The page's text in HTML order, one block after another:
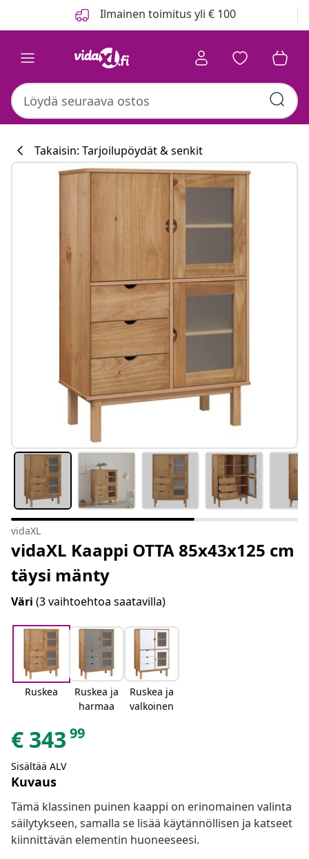
Ilmainen toimitus yli € 100
#sharemevidaxl
Takaisin: Tarjoilupöydät & senkit
vidaXL
vidaXL Kaappi OTTA 85x43x125 cm
täysi mänty
Väri (3 vaihtoehtoa saatavilla)
Ruskea
Ruskea ja
harmaa
Ruskea ja
valkoinen
€ 343 99
Sisältää ALV
Kuvaus
Tämä klassinen puinen kaappi on erinomainen valinta
säilytykseen, samalla se lisää käytännöllisen ja katseet
kiinnittävän elementin huoneeseesi.